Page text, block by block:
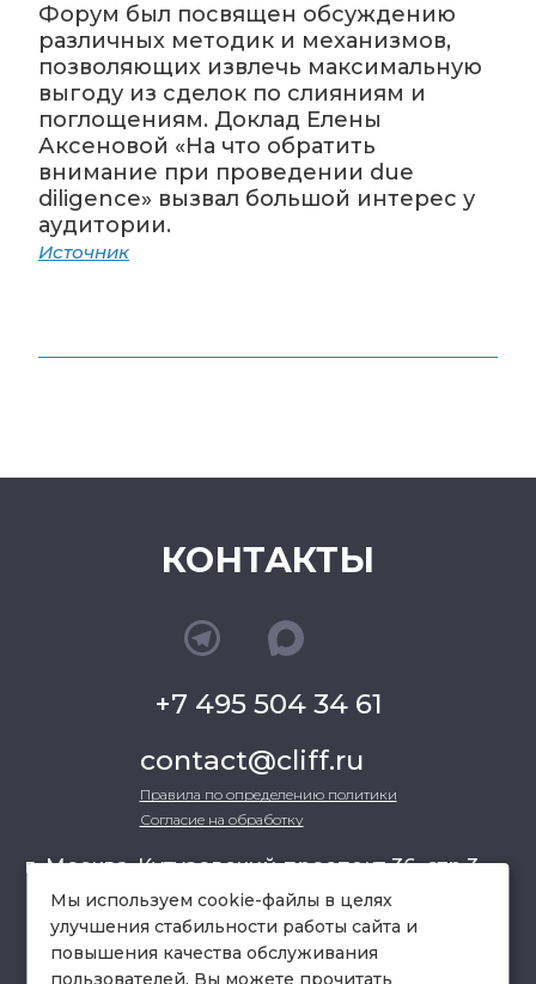
Форум был посвящен обсуждению
различных методик и механизмов,
позволяющих извлечь максимальную
выгоду из сделок по слияниям и
поглощениям. Доклад Елены
Аксеновой «На что обратить
внимание при проведении due
diligence» вызвал большой интерес у
аудитории.
Источник
КОНТАКТЫ
+7 495 504 34 61
contact@cliff.ru
Правила по определению политики
Согласие на обработку
г. Москва, Кутузовский проспект 36, стр.3 ,
офис 301
схема проезда
Мы используем cookie-файлы в целях
улучшения стабильности работы сайта и
повышения качества обслуживания
пользователей. Вы можете прочитать